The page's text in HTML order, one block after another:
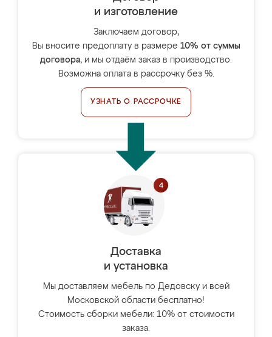
и изготовление
Заключаем договор,
Вы вносите предоплату в размере 10% от суммы
договора, и мы отдаём заказ в производство.
Возможна оплата в рассрочку без %.
УЗНАТЬ О РАССРОЧКЕ
Доставка
и установка
Мы доставляем мебель по Дедовску и всей
Московской области бесплатно!
Стоимость сборки мебели: 10% от стоимости
заказа.